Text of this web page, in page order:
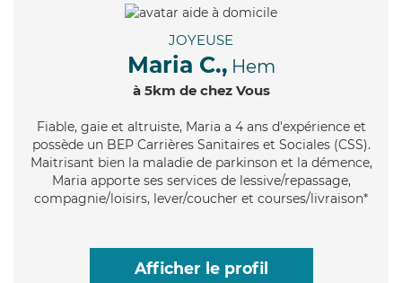
JOYEUSE
Maria C., Hem
à 5km de chez Vous
Fiable, gaie et altruiste, Maria a 4 ans d'expérience et
possède un BEP Carrières Sanitaires et Sociales (CSS).
Maitrisant bien la maladie de parkinson et la démence,
Maria apporte ses services de lessive/repassage,
compagnie/loisirs, lever/coucher et courses/livraison*
Afficher le profil